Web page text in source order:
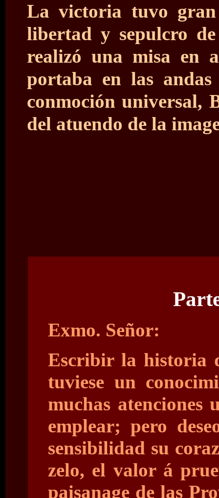
La victoria tuvo gran
libertad y sepulcro
realizó una misa en
portaba en las
conmoción universal,
del atuendo de la
Exmo. Señor:
Escribir la historia
tuviese un
muchas
emplear; pero
sensibilidad su
zelo, el valor á
paisanage de las